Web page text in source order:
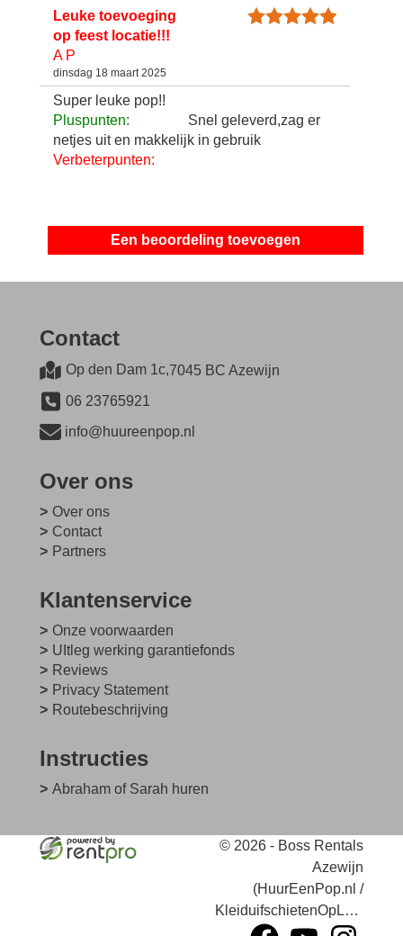
Leuke toevoeging
op feest locatie!!!
A P
dinsdag 18 maart 2025
Super leuke pop!!
Pluspunten:
Snel geleverd,zag er
netjes uit en makkelijk in gebruik
Verbeterpunten:
Een beoordeling toevoegen
Contact
Op den Dam 1c,7045 BC Azewijn
06 23765921
info@huureenpop.nl
Over ons
Over ons
Contact
Partners
Klantenservice
Onze voorwaarden
UItleg werking garantiefonds
Reviews
Privacy Statement
Routebeschrijving
Instructies
Abraham of Sarah huren
© 2026 - Boss Rentals
Azewijn
(HuurEenPop.nl /
KleiduifschietenOpLocatie.nl)
facebookyoutubeinstagram